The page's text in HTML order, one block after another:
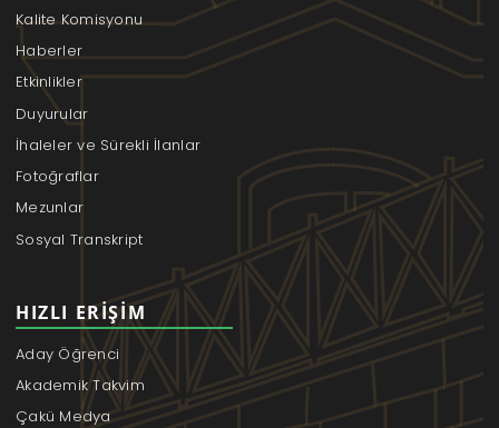
Kalite Komisyonu
Haberler
Etkinlikler
Duyurular
İhaleler ve Sürekli İlanlar
Fotoğraflar
Mezunlar
Sosyal Transkript
HIZLI ERIŞIM
Aday Öğrenci
Akademik Takvim
Çakü Medya